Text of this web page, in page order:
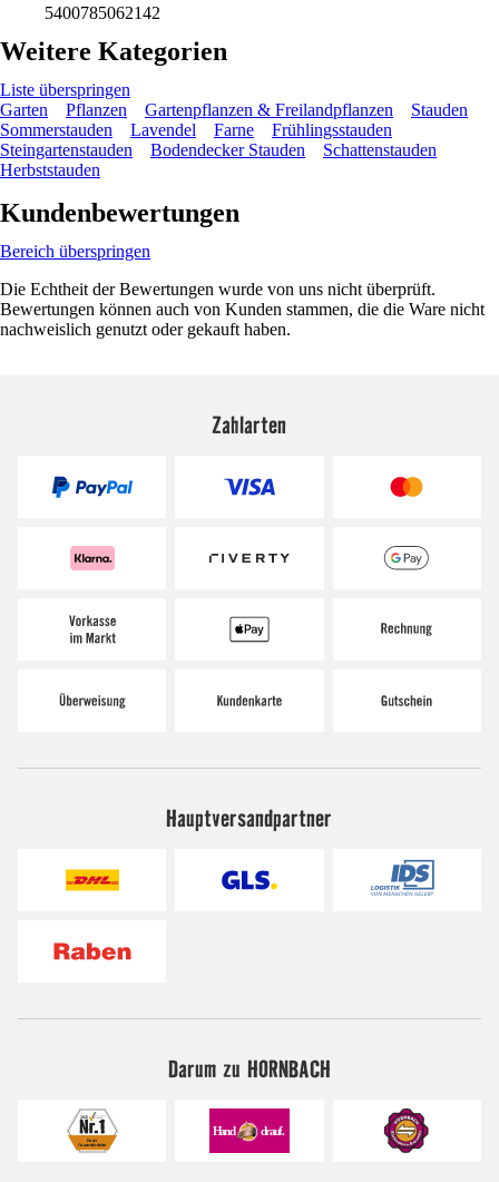
5400785062142
Weitere Kategorien
Liste überspringen
Garten
Pflanzen Gartenpflanzen & Freilandpflanzen
Stauden
Sommerstauden
Lavendel Farne
Frühlingsstauden
Steingartenstauden
Bodendecker Stauden
Schattenstauden
Herbststauden
Kundenbewertungen
Bereich überspringen
Die Echtheit der Bewertungen wurde von uns nicht überprüft.
Bewertungen können auch von Kunden stammen, die die Ware nicht
nachweislich genutzt oder gekauft haben.
Zahlarten
Hauptversandpartner
Darum zu HORNBACH